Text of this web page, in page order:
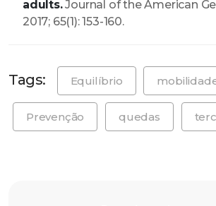
adults.Journal of the American
2017; 65(1): 153-160.
Tags: Equilíbrio
Prevenção quedas